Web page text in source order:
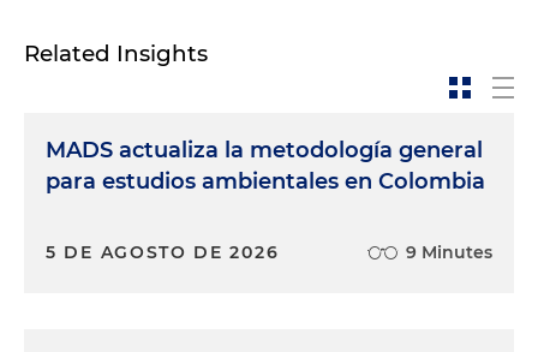
Related Insights
MADS actualiza la metodología general
para estudios ambientales en Colombia
5 DE AGOSTO DE 2026 9 Minutes